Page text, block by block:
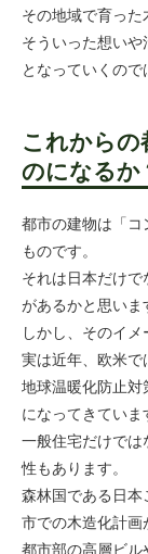
その地域で育った
そういった想い
となっていくので
これからの
のになるか
都市の建物は「コ
ものです。
それは日本だけ
があるかと思いま
しかし、そのイメ
実は近年、欧米で
地球温暖化防止対
になってきていま
一般住宅だけでは
性もあります。
森林国である日本
市での木造化計画
都市部の高層ビル